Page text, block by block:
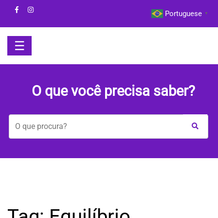
content
HOME
COM
☰
O que você precisa saber?
Portuguese ▼